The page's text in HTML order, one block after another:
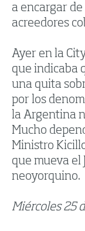
a encargar
acreedores
Ayer en la
que indicaba
una quita
por los
la Argentina
Mucho
Ministro
que mueva el
neoyorquino.
Miércoles 25